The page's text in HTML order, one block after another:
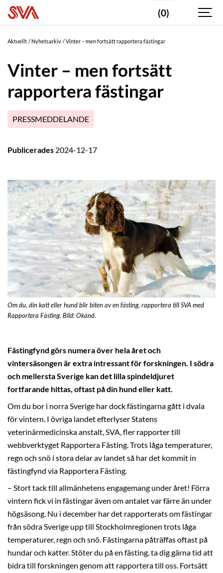
(0)
Aktuellt Nyhetsarkiv Vinter – men fortsätt rapportera fästingar
Vinter – men fortsätt
rapportera fästingar
PRESSMEDDELANDE
Publicerades 2024-12-17
Om du, din katt eller hund blir biten av en fästing, rapportera till SVA med
Rapportera Fästing. Bild: Okänd.
Fästingfynd görs numera över hela året och
vintersäsongen är extra intressant för forskningen. I södra
och mellersta Sverige kan det lilla spindeldjuret
fortfarande hittas, oftast på din hund eller katt.
Om du bor i norra Sverige har dock fästingarna gått i dvala
för vintern. I övriga landet efterlyser Statens
veterinärmedicinska anstalt, SVA, fler rapporter till
webbverktyget Rapportera Fästing. Trots låga temperaturer,
regn och snö i stora delar av landet så har det kommit in
fästingfynd via Rapportera Fästing.
– Stort tack till allmänhetens engagemang under året! Förra
vintern fick vi in fästingar även om antalet var färre än under
högsäsong. Nu i december har det rapporterats om fästingar
från södra Sverige upp till Stockholmregionen trots låga
temperaturer, regn och snö. Fästingarna påträffas oftast på
hundar och katter. Stöter du på en fästing, ta dig gärna tid att
bidra till forskningen genom att rapportera till oss. Fortsätt